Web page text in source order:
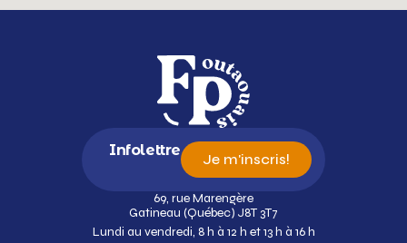
Infolettre
Je m'inscris!
69, rue Marengère
Gatineau (Québec) J8T 3T7
Lundi au vendredi, 8 h à 12 h et 13 h à 16 h